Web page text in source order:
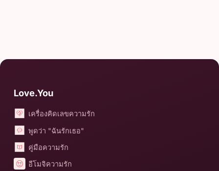
Love.You
เครื่องคิดเลขความรัก
พูดว่า "ฉันรักเธอ"
คู่มือความรัก
อีโมจิความรัก